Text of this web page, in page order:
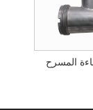
المسرح